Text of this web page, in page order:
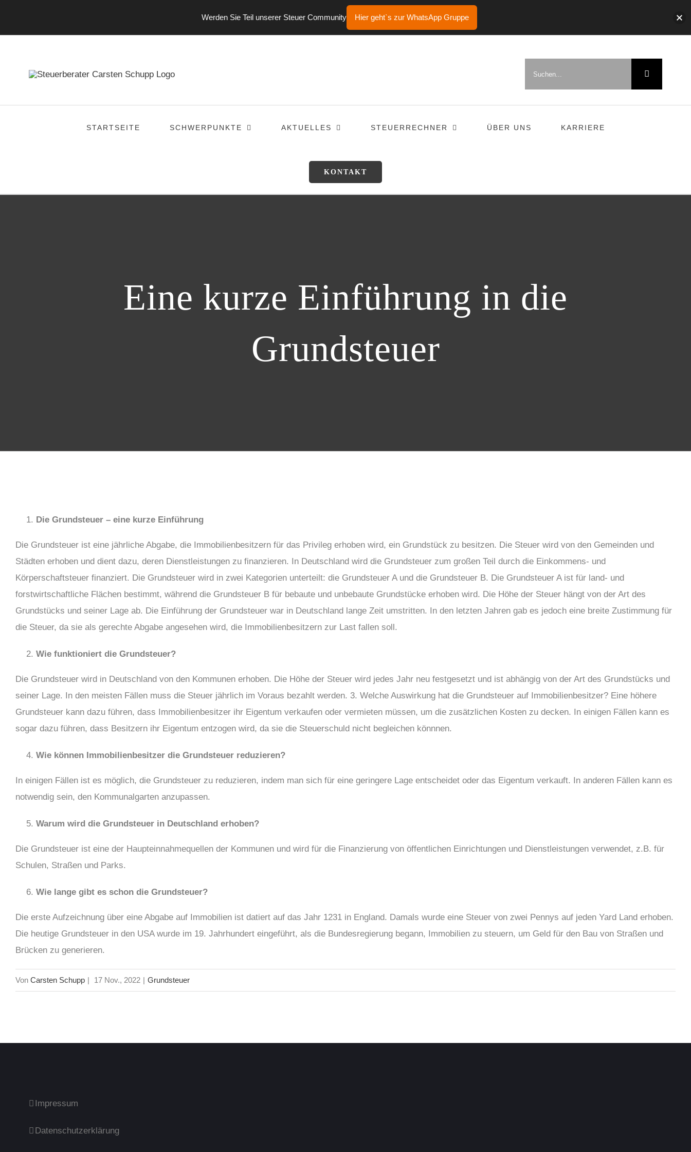
springen
STARTSEITE SCHWERPUNKTE AKTUELLES STEUERRECHNER ÜBER UNS KARRIERE
KONTAKT
Eine kurze Einführung in die
Grundsteuer
Die Grundsteuer – eine kurze Einführung
Die Grundsteuer ist eine jährliche Abgabe, die Immobilienbesitzern für das Privileg erhoben wird, ein Grundstück zu besitzen. Die Steuer wird von den Gemeinden und
Städten erhoben und dient dazu, deren Dienstleistungen zu finanzieren. In Deutschland wird die Grundsteuer zum großen Teil durch die Einkommens- und
Körperschaftsteuer finanziert. Die Grundsteuer wird in zwei Kategorien unterteilt: die Grundsteuer A und die Grundsteuer B. Die Grundsteuer A ist für land- und
forstwirtschaftliche Flächen bestimmt, während die Grundsteuer B für bebaute und unbebaute Grundstücke erhoben wird. Die Höhe der Steuer hängt von der Art des
Grundstücks und seiner Lage ab. Die Einführung der Grundsteuer war in Deutschland lange Zeit umstritten. In den letzten Jahren gab es jedoch eine breite Zustimmung für
die Steuer, da sie als gerechte Abgabe angesehen wird, die Immobilienbesitzern zur Last fallen soll.
Wie funktioniert die Grundsteuer?
Die Grundsteuer wird in Deutschland von den Kommunen erhoben. Die Höhe der Steuer wird jedes Jahr neu festgesetzt und ist abhängig von der Art des Grundstücks und
seiner Lage. In den meisten Fällen muss die Steuer jährlich im Voraus bezahlt werden. 3. Welche Auswirkung hat die Grundsteuer auf Immobilienbesitzer? Eine höhere
Grundsteuer kann dazu führen, dass Immobilienbesitzer ihr Eigentum verkaufen oder vermieten müssen, um die zusätzlichen Kosten zu decken. In einigen Fällen kann es
sogar dazu führen, dass Besitzern ihr Eigentum entzogen wird, da sie die Steuerschuld nicht begleichen könnnen.
Wie können Immobilienbesitzer die Grundsteuer reduzieren?
In einigen Fällen ist es möglich, die Grundsteuer zu reduzieren, indem man sich für eine geringere Lage entscheidet oder das Eigentum verkauft. In anderen Fällen kann es
notwendig sein, den Kommunalgarten anzupassen.
Warum wird die Grundsteuer in Deutschland erhoben?
Die Grundsteuer ist eine der Haupteinnahmequellen der Kommunen und wird für die Finanzierung von öffentlichen Einrichtungen und Dienstleistungen verwendet, z.B. für
Schulen, Straßen und Parks.
Wie lange gibt es schon die Grundsteuer?
Die erste Aufzeichnung über eine Abgabe auf Immobilien ist datiert auf das Jahr 1231 in England. Damals wurde eine Steuer von zwei Pennys auf jeden Yard Land erhoben.
Die heutige Grundsteuer in den USA wurde im 19. Jahrhundert eingeführt, als die Bundesregierung begann, Immobilien zu steuern, um Geld für den Bau von Straßen und
Brücken zu generieren.
Von Carsten Schupp | 17 Nov., 2022 | Grundsteuer
Impressum
Datenschutzerklärung
Werden Sie Teil unserer Steuer Community Hier geht`s zur WhatsApp Gruppe